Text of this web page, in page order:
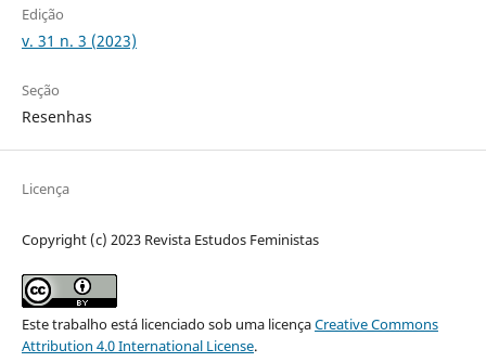
Edição
v. 31 n. 3 (2023)
Seção
Resenhas
Licença
Copyright (c) 2023 Revista Estudos Feministas
Este trabalho está licenciado sob uma licençaCreative Commons
Attribution 4.0 International License.